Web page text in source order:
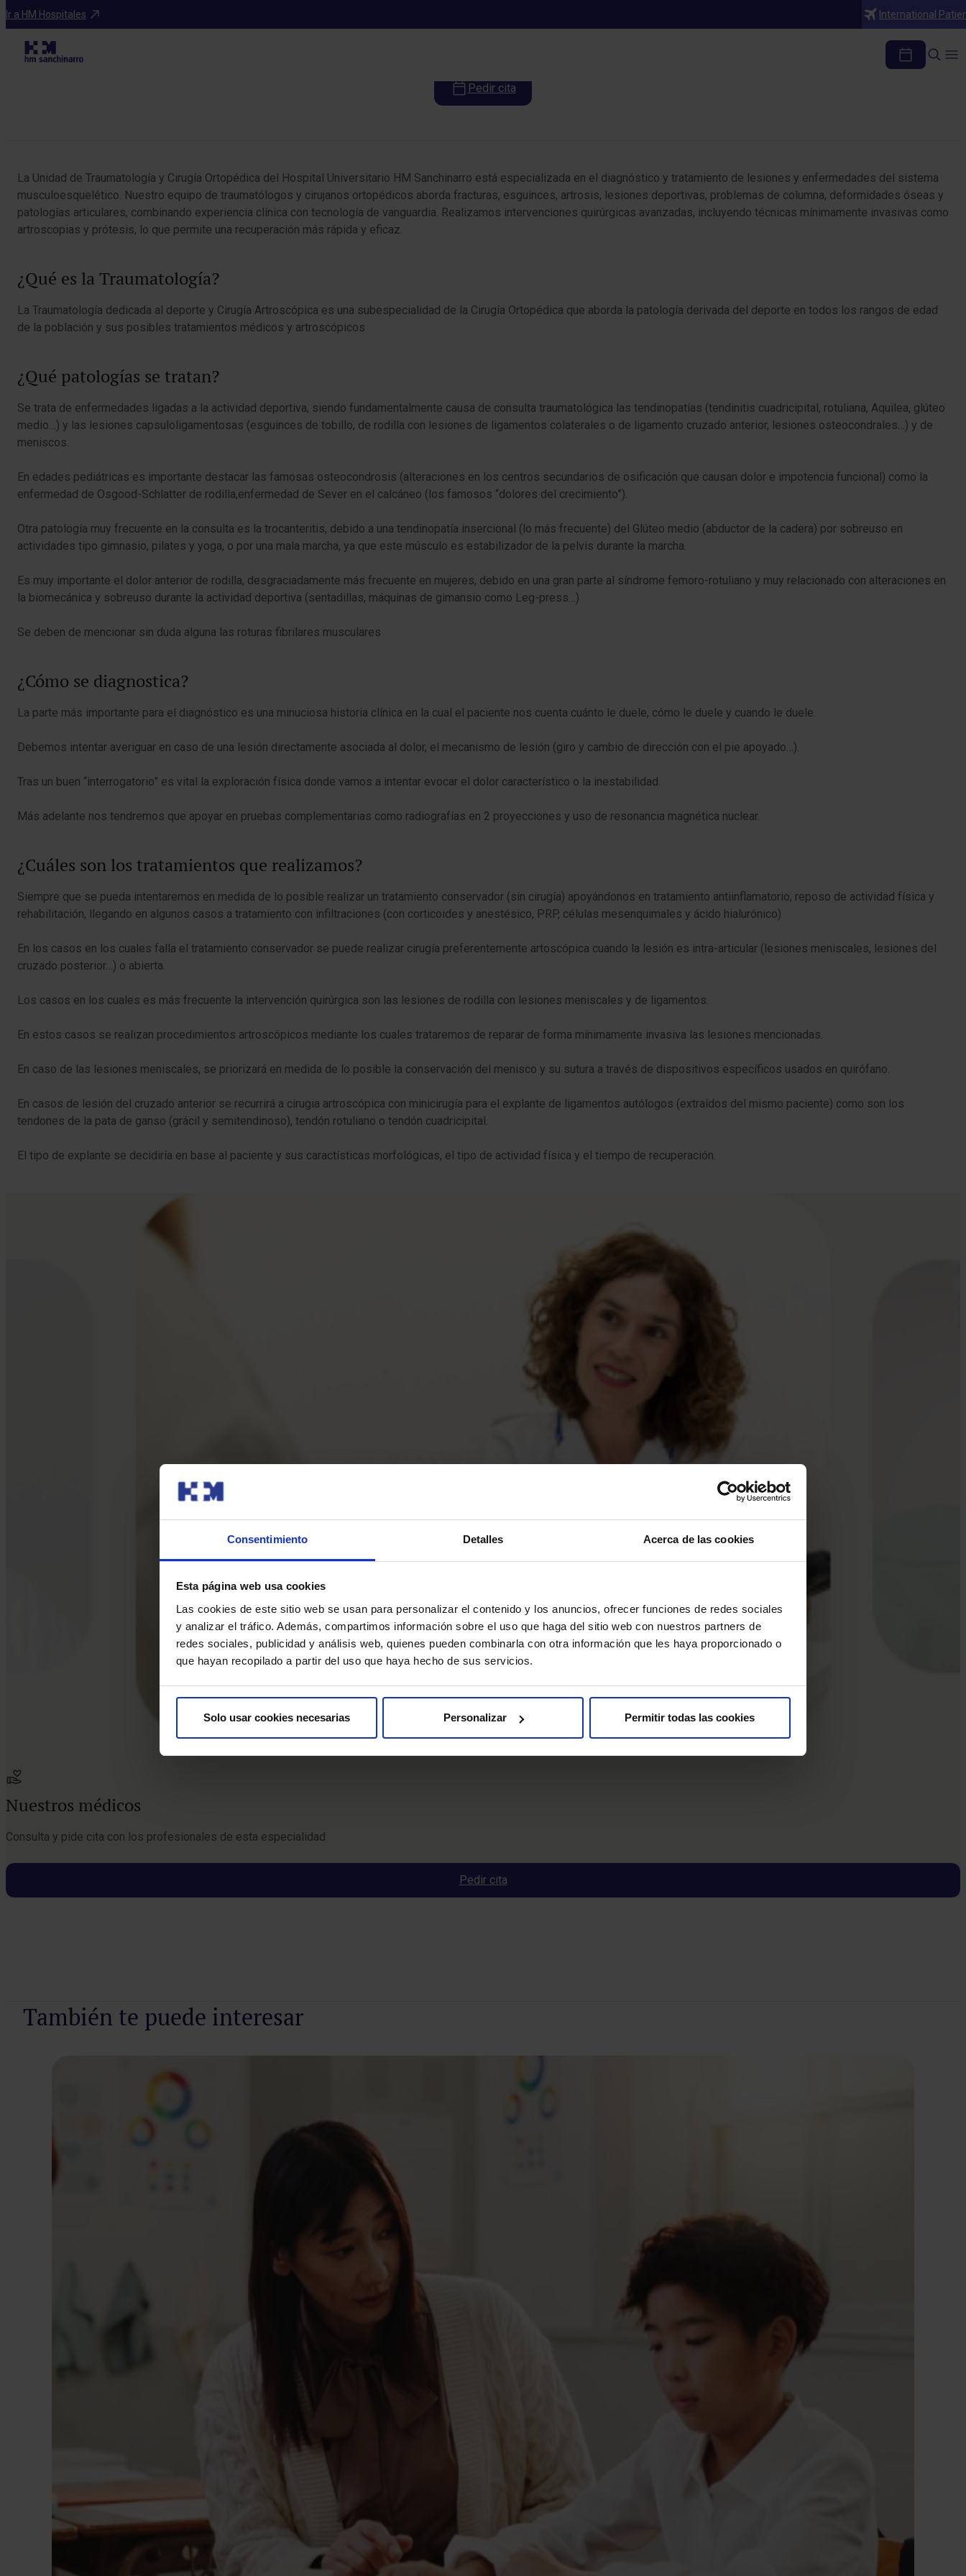
Consentimiento Detalles Acerca de las cookies
Esta página web usa cookies
Las cookies de este sitio web se usan para personalizar el contenido y los anuncios, ofrecer funciones de redes sociales
y analizar el tráfico. Además, compartimos información sobre el uso que haga del sitio web con nuestros partners de
redes sociales, publicidad y análisis web, quienes pueden combinarla con otra información que les haya proporcionado o
que hayan recopilado a partir del uso que haya hecho de sus servicios.
Solo usar cookies necesarias Personalizar Permitir todas las cookies
Ir a HM Hospitales International
Especialidades
Cirugía Deportiva y Artroscópica
Pedir cita
La Unidad de Traumatología y Cirugía Ortopédica del Hospital Universitario HM Sanchinarro está especializada en el diagnóstico y tratamiento de lesiones y enfermedades del sistema
musculoesquelético. Nuestro equipo de traumatólogos y cirujanos ortopédicos aborda fracturas, esguinces, artrosis, lesiones deportivas, problemas de columna, deformidades óseas y
patologías articulares, combinando experiencia clínica con tecnología de vanguardia. Realizamos intervenciones quirúrgicas avanzadas, incluyendo técnicas mínimamente invasivas como
artroscopias y prótesis, lo que permite una recuperación más rápida y eficaz.
¿Qué es la Traumatología?
La Traumatología dedicada al deporte y Cirugía Artroscópica es una subespecialidad de la Cirugía Ortopédica que aborda la patología derivada del deporte en todos los rangos de edad
de la población y sus posibles tratamientos médicos y artroscópicos
¿Qué patologías se tratan?
Se trata de enfermedades ligadas a la actividad deportiva, siendo fundamentalmente causa de consulta traumatológica las tendinopatías (tendinitis cuadricipital, rotuliana, Aquilea, glúteo
medio…) y las lesiones capsuloligamentosas (esguinces de tobillo, de rodilla con lesiones de ligamentos colaterales o de ligamento cruzado anterior, lesiones osteocondrales…) y de
meniscos.
En edades pediátricas es importante destacar las famosas osteocondrosis (alteraciones en los centros secundarios de osificación que causan dolor e impotencia funcional) como la
enfermedad de Osgood-Schlatter de rodilla,enfermedad de Sever en el calcáneo (los famosos “dolores del crecimiento”).
Otra patología muy frecuente en la consulta es la trocanteritis, debido a una tendinopatía insercional (lo más frecuente) del Glúteo medio (abductor de la cadera) por sobreuso en
actividades tipo gimnasio, pilates y yoga, o por una mala marcha, ya que este músculo es estabilizador de la pelvis durante la marcha.
Es muy importante el dolor anterior de rodilla, desgraciadamente más frecuente en mujeres, debido en una gran parte al síndrome femoro-rotuliano y muy relacionado con alteraciones en
la biomecánica y sobreuso durante la actividad deportiva (sentadillas, máquinas de gimansio como Leg-press…)
Se deben de mencionar sin duda alguna las roturas fibrilares musculares
¿Cómo se diagnostica?
La parte más importante para el diagnóstico es una minuciosa historia clínica en la cual el paciente nos cuenta cuánto le duele, cómo le duele y cuando le duele.
Debemos intentar averiguar en caso de una lesión directamente asociada al dolor, el mecanismo de lesión (giro y cambio de dirección con el pie apoyado…).
Tras un buen “interrogatorio” es vital la exploración física donde vamos a intentar evocar el dolor característico o la inestabilidad.
Más adelante nos tendremos que apoyar en pruebas complementarias como radiografías en 2 proyecciones y uso de resonancia magnética nuclear.
¿Cuáles son los tratamientos que realizamos?
Siempre que se pueda intentaremos en medida de lo posible realizar un tratamiento conservador (sin cirugía) apoyándonos en tratamiento antiinflamatorio, reposo de actividad física y
rehabilitación, llegando en algunos casos a tratamiento con infiltraciones (con corticoides y anestésico, PRP, células mesenquimales y ácido hialurónico)
En los casos en los cuales falla el tratamiento conservador se puede realizar cirugía preferentemente artoscópica cuando la lesión es intra-articular (lesiones meniscales, lesiones del
cruzado posterior…) o abierta.
Los casos en los cuales es más frecuente la intervención quirúrgica son las lesiones de rodilla con lesiones meniscales y de ligamentos.
En estos casos se realizan procedimientos artroscópicos mediante los cuales trataremos de reparar de forma mínimamente invasiva las lesiones mencionadas.
En caso de las lesiones meniscales, se priorizará en medida de lo posible la conservación del menisco y su sutura a través de dispositivos específicos usados en quirófano.
En casos de lesión del cruzado anterior se recurrirá a cirugia artroscópica con minicirugía para el explante de ligamentos autólogos (extraídos del mismo paciente) como son los
tendones de la pata de ganso (grácil y semitendinoso), tendón rotuliano o tendón cuadricipital.
El tipo de explante se decidiría en base al paciente y sus caractísticas morfológicas, el tipo de actividad física y el tiempo de recuperación.
Nuestros médicos
Consulta y pide cita con los profesionales de esta especialidad
Pedir cita
Pedir cita
También te puede interesar